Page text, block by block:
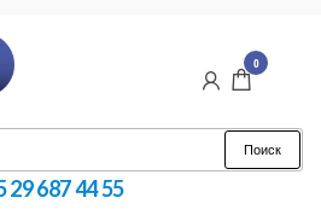
Поиск
29 687 44 55
0